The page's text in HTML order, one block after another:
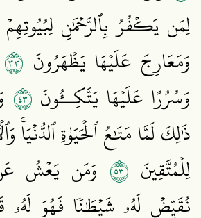
لِمَن يَكۡفُرُ بِٱلرَّحۡمَٰنِ
وَمَعَارِجَ عَلَيۡهَا يَظۡهَرُونَ ٣٣
وَسُرُرًا عَلَيۡهَا يَتَّكِــُٔونَ ٣٤
ذَٰلِكَ لَمَّا مَتَٰعُ ٱلۡحَيَوٰةِ ٱلدُّنۡيَاۚ
لِلۡمُتَّقِينَ ٣٥ وَمَن يَعۡشُ
نُقَيِّضۡ لَهُۥ شَيۡطَٰنٗا فَهُوَ لَهُۥ